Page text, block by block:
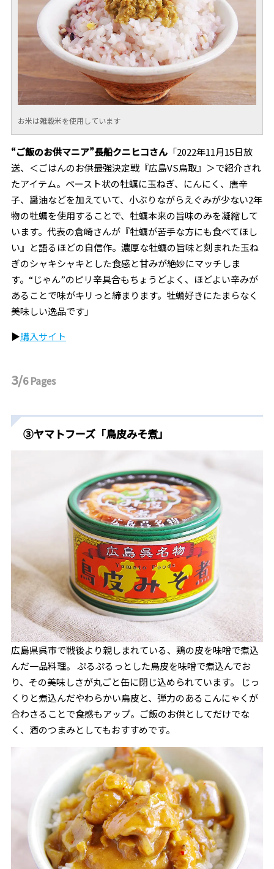
お米は雑穀米を使用しています
“ご飯のお供マニア”長船クニヒコさん「2022年11月15日放
送、＜ごはんのお供最強決定戦『広島VS鳥取』＞で紹介され
たアイテム。ペースト状の牡蠣に玉ねぎ、にんにく、唐辛
子、醤油などを加えていて、小ぶりながらえぐみが少ない2年
物の牡蠣を使用することで、牡蠣本来の旨味のみを凝縮して
います。代表の倉崎さんが『牡蠣が苦手な方にも食べてほし
い』と語るほどの自信作。濃厚な牡蠣の旨味と刻まれた玉ね
ぎのシャキシャキとした食感と甘みが絶妙にマッチしま
す。 “じゃん”のピリ辛具合もちょうどよく、ほどよい辛みが
あることで味がキリっと締まります。牡蠣好きにたまらなく
美味しい逸品です」
▶︎購入サイト
3/6Pages
③ヤマトフーズ「鳥皮みそ煮」
広島県呉市で戦後より親しまれている、鶏の皮を味噌で煮込
んだ一品料理。 ぷるぷるっとした鳥皮を味噌で煮込んでお
り、その美味しさが丸ごと缶に閉じ込められています。 じっ
くりと煮込んだやわらかい鳥皮と、弾力のあるこんにゃくが
合わさることで食感もアップ。ご飯のお供としてだけでな
く、酒のつまみとしてもおすすめです。